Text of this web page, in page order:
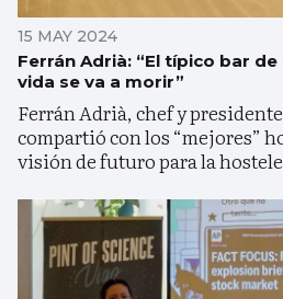
15 MAY 2024
Ferrán Adrià: “El típico bar
vida se va a morir”
Ferrán Adrià, chef y
compartió con los “mejores”
visión de futuro para la